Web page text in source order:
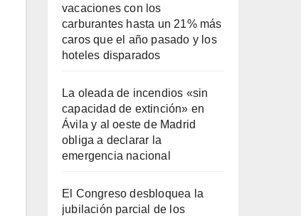
vacaciones con los
carburantes hasta un 21% más
caros que el año pasado y los
hoteles disparados
La oleada de incendios «sin
capacidad de extinción» en
Ávila y al oeste de Madrid
obliga a declarar la
emergencia nacional
El Congreso desbloquea la
jubilación parcial de los